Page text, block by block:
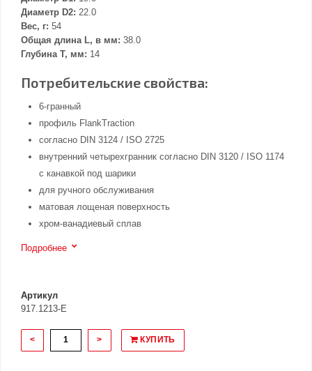
Диаметр D2: 22.0
Вес, г: 54
Общая длина L, в мм: 38.0
Глубина Т, мм: 14
Потребительские свойства:
6-гранный
профиль FlankTraction
согласно DIN 3124 / ISO 2725
внутренний четырехгранник согласно DIN 3120 / ISO 1174
с канавкой под шарики
для ручного обслуживания
матовая лощеная поверхность
хром-ванадиевый сплав
Подробнее
Артикул
917.1213-E
< > КУПИТЬ